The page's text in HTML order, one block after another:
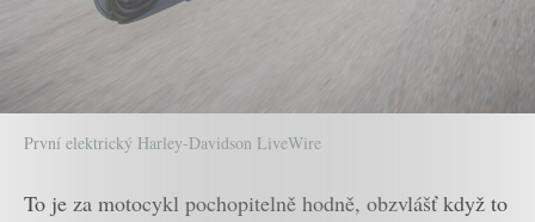
První elektrický Harley-Davidson LiveWire
To je za motocykl pochopitelně hodně, obzvlášť když to